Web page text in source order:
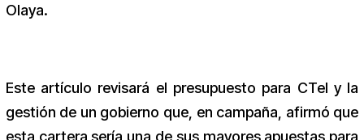
Olaya.
Este artículo revisará el presupuesto para CTeI y la
gestión de un gobierno que, en campaña, afirmó que